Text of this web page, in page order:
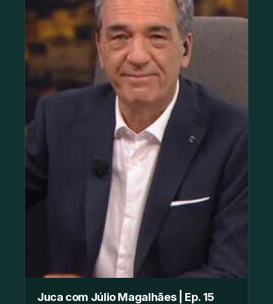
Juca com Júlio Magalhães | Ep. 15